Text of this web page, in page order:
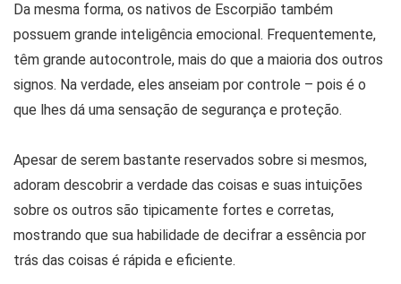
Da mesma forma, os nativos de Escorpião também
possuem grande inteligência emocional. Frequentemente,
têm grande autocontrole, mais do que a maioria dos outros
signos. Na verdade, eles anseiam por controle – pois é o
que lhes dá uma sensação de segurança e proteção.
Apesar de serem bastante reservados sobre si mesmos,
adoram descobrir a verdade das coisas e suas intuições
sobre os outros são tipicamente fortes e corretas,
mostrando que sua habilidade de decifrar a essência por
trás das coisas é rápida e eficiente.